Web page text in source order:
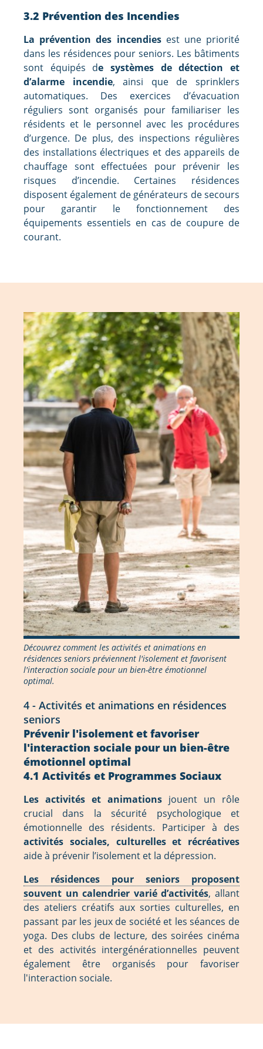
3.2 Prévention des Incendies
La prévention des incendies est une priorité
dans les résidences pour seniors. Les bâtiments
sont équipés de systèmes de détection et
d’alarme incendie, ainsi que de sprinklers
automatiques. Des exercices d’évacuation
réguliers sont organisés pour familiariser les
résidents et le personnel avec les procédures
d’urgence. De plus, des inspections régulières
des installations électriques et des appareils de
chauffage sont effectuées pour prévenir les
risques d’incendie. Certaines résidences
disposent également de générateurs de secours
pour garantir le fonctionnement des
équipements essentiels en cas de coupure de
courant.
Découvrez comment les activités et animations en
résidences seniors préviennent l'isolement et favorisent
l'interaction sociale pour un bien-être émotionnel
optimal.
4 - Activités et animations en résidences
seniors
Prévenir l'isolement et favoriser
l'interaction sociale pour un bien-être
émotionnel optimal
4.1 Activités et Programmes Sociaux
Les activités et animations jouent un rôle
crucial dans la sécurité psychologique et
émotionnelle des résidents. Participer à des
activités sociales, culturelles et récréatives
aide à prévenir l’isolement et la dépression.
Les résidences pour seniors proposent
souvent un calendrier varié d’activités, allant
des ateliers créatifs aux sorties culturelles, en
passant par les jeux de société et les séances de
yoga. Des clubs de lecture, des soirées cinéma
et des activités intergénérationnelles peuvent
également être organisés pour favoriser
l'interaction sociale.